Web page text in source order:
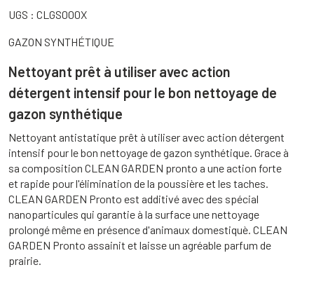
UGS : CLGS000X
GAZON SYNTHÉTIQUE
Nettoyant prêt à utiliser avec action
détergent intensif pour le bon nettoyage de
gazon synthétique
Nettoyant antistatique prêt à utiliser avec action détergent
intensif pour le bon nettoyage de gazon synthétique. Grace à
sa composition CLEAN GARDEN pronto a une action forte
et rapide pour l'élimination de la poussière et les taches.
CLEAN GARDEN Pronto est additivé avec des spécial
nanoparticules qui garantie à la surface une nettoyage
prolongé même en présence d'animaux domestiquè. CLEAN
GARDEN Pronto assainit et laisse un agréable parfum de
prairie.